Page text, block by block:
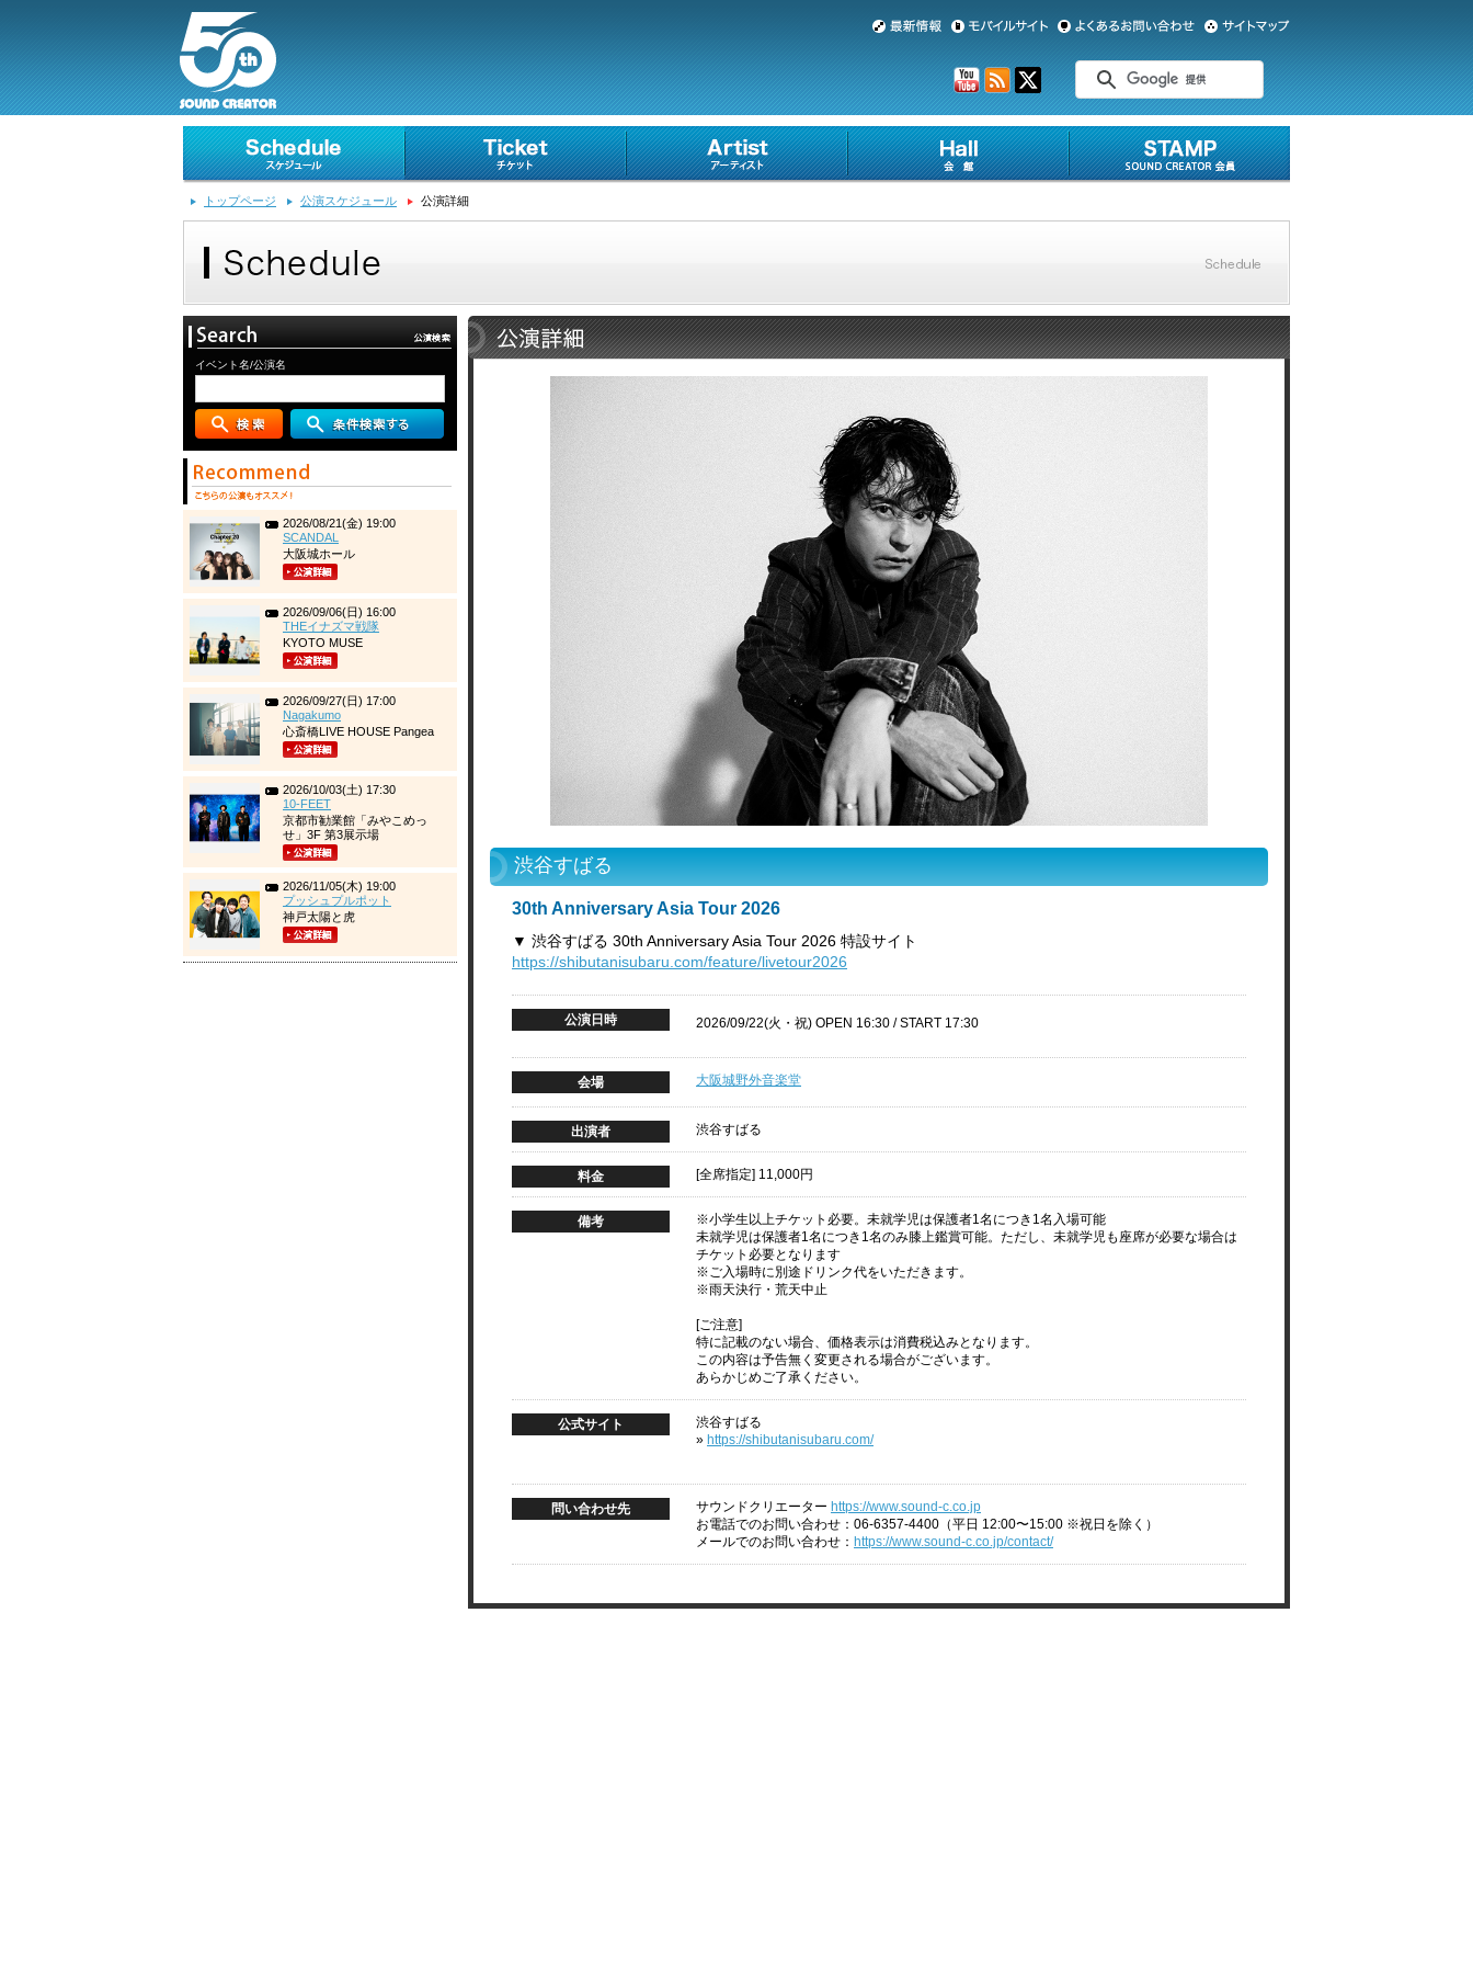
トップページ 公演スケジュール 公演詳細
渋谷すばる
30th Anniversary Asia Tour 2026
▼ 渋谷すばる 30th Anniversary Asia Tour 2026 特設サイト
https://shibutanisubaru.com/feature/livetour2026
公演日時 2026/09/22(火・祝) OPEN 16:30 / START 17:30
会場 大阪城野外音楽堂
出演者 渋谷すばる
料金 [全席指定] 11,000円
備考
※小学生以上チケット必要。未就学児は保護者1名につき1名入場可能
未就学児は保護者1名につき1名のみ膝上鑑賞可能。ただし、未就学児も座席が必要な場合は
チケット必要となります
※ご入場時に別途ドリンク代をいただきます。
※雨天決行・荒天中止
[ご注意]
特に記載のない場合、価格表示は消費税込みとなります。
この内容は予告無く変更される場合がございます。
あらかじめご了承ください。
公式サイト
渋谷すばる
» https://shibutanisubaru.com/
問い合わせ先 サウンドクリエーター https://www.sound-c.co.jp
お電話でのお問い合わせ：06-6357-4400（平日 12:00〜15:00 ※祝日を除く）
メールでのお問い合わせ： https://www.sound-c.co.jp/contact/
イベント名/公演名
2026/08/21(金) 19:00
SCANDAL
大阪城ホール
2026/09/06(日) 16:00
THEイナズマ戦隊
KYOTO MUSE
2026/09/27(日) 17:00
Nagakumo
心斎橋LIVE HOUSE Pangea
2026/10/03(土) 17:30
10-FEET
京都市勧業館「みやこめっ
せ」3F 第3展示場
2026/11/05(木) 19:00
プッシュプルポット
神戸太陽と虎